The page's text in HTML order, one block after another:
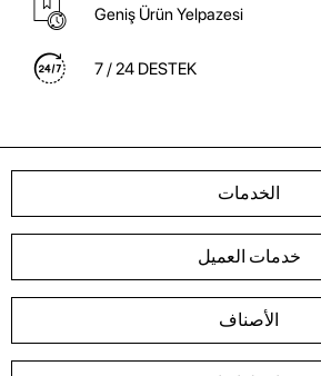
Geniş Ürün Yelpazesi
7 / 24 DESTEK
الخدمات
خدمات العميل
الأصناف